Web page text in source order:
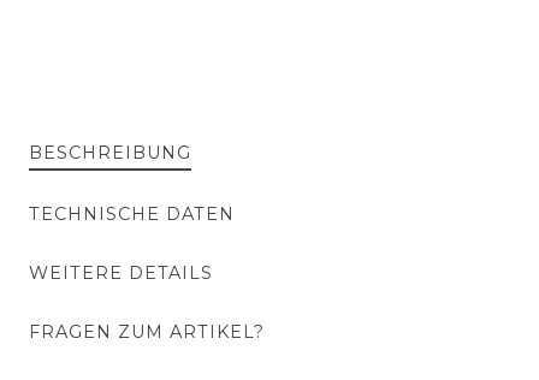
BESCHREIBUNG
TECHNISCHE DATEN
WEITERE DETAILS
FRAGEN ZUM ARTIKEL?